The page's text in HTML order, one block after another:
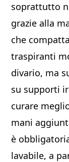
soprattutto
grazie alla
che
traspiranti
divario, ma
su supporti
curare
mani
è
lavabile, a